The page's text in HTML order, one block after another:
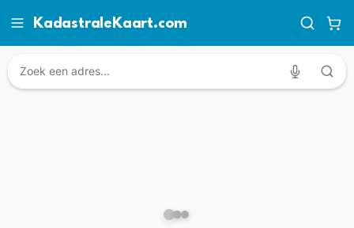
KadastraleKaart.com